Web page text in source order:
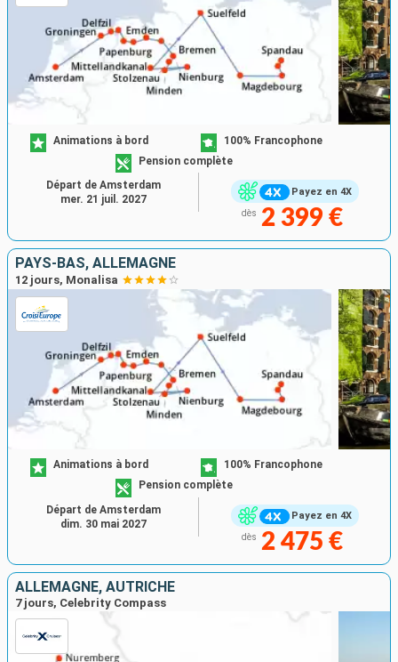
Payez en 4X
Animations à bord
100% Francophone
Pension complète
dès 2 399 €
Départ de Amsterdam
mer. 21 juil. 2027
PAYS-BAS, ALLEMAGNE
12 jours, Monalisa
Payez en 4X
Animations à bord
100% Francophone
Pension complète
dès 2 475 €
Départ de Amsterdam
dim. 30 mai 2027
ALLEMAGNE, AUTRICHE
7 jours, Celebrity Compass